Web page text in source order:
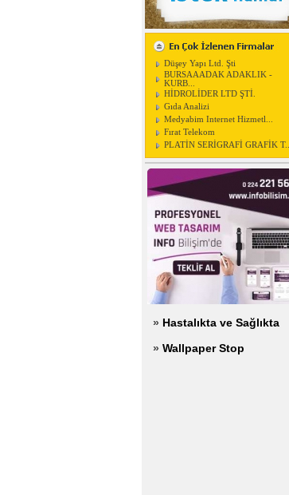
Düşey Yapı Ltd. Şti
BURSAAADAK ADAKLIK -
KURB...
HİDROLİDER LTD ŞTİ.
Gıda Analizi
Medyabim Internet Hizmetl...
Fırat Telekom
PLATİN SERİGRAFİ GRAFİK T...
» Hastalıkta ve Sağlıkta
» Wallpaper Stop